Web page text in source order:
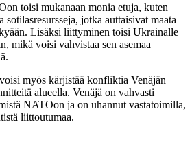
toisi mukanaan monia etuja, kuten
sotilasresursseja, jotka auttaisivat maata
Lisäksi liittyminen toisi Ukrainalle
mikä voisi vahvistaa sen asemaa
myös kärjistää konfliktia Venäjän
alueella. Venäjä on vahvasti
NATOon ja on uhannut vastatoimilla,
liittoutumaa.